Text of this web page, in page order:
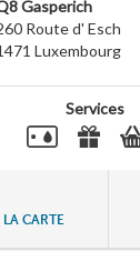
Gasperich
Route d' Esch
Luxembourg
Services
CARTE